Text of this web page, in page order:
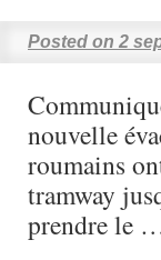
Posted on 2
nouvelle
roumains
tramway
prendre le